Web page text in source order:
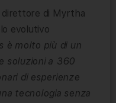
direttore di Myrtha
evolutivo
è molto più di un
soluzioni a 360
di esperienze
tecnologia senza